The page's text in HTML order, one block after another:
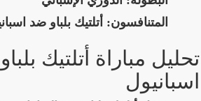
المتنافسون: أتلتيك بلباو ضد
تحليل مباراة أتلتيك
اسبانيول